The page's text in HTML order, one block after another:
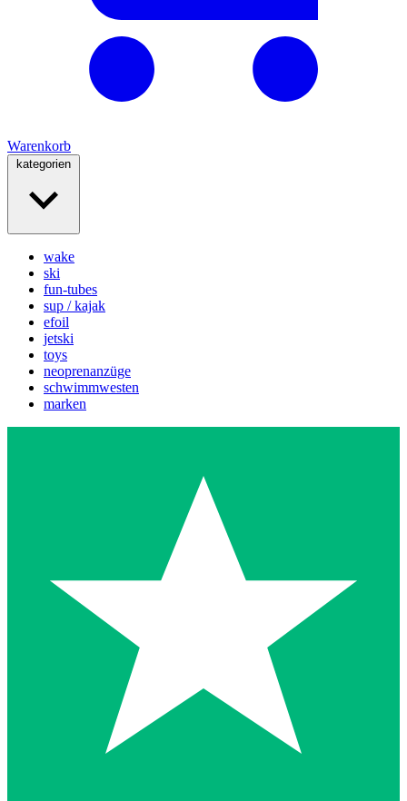
Warenkorb
kategorien
wake
ski
fun-tubes
sup / kajak
efoil
jetski
toys
neoprenanzüge
schwimmwesten
marken